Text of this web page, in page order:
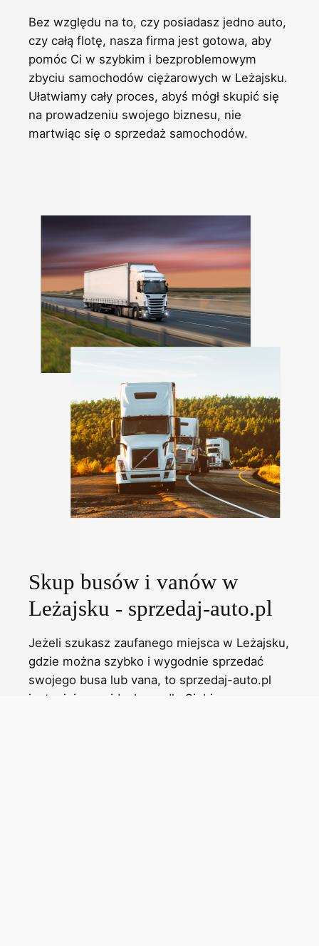
Bez względu na to, czy posiadasz jedno auto,
czy całą flotę, nasza firma jest gotowa, aby
pomóc Ci w szybkim i bezproblemowym
zbyciu samochodów ciężarowych w Leżajsku.
Ułatwiamy cały proces, abyś mógł skupić się
na prowadzeniu swojego biznesu, nie
martwiąc się o sprzedaż samochodów.
Skup busów i vanów w
Leżajsku - sprzedaj-auto.pl
Jeżeli szukasz zaufanego miejsca w Leżajsku,
gdzie można szybko i wygodnie sprzedać
swojego busa lub vana, to sprzedaj-auto.pl
jest miejscem idealnym dla Ciebie.